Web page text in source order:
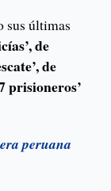
sus últimas
de
de
prisioneros’
peruana